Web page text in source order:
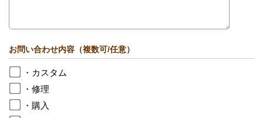
お問い合わせ内容（複数可/任意）
・カスタム
・修理
・購入